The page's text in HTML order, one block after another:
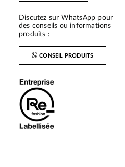
Discutez sur WhatsApp pour
des conseils ou informations
produits :
CONSEIL PRODUITS